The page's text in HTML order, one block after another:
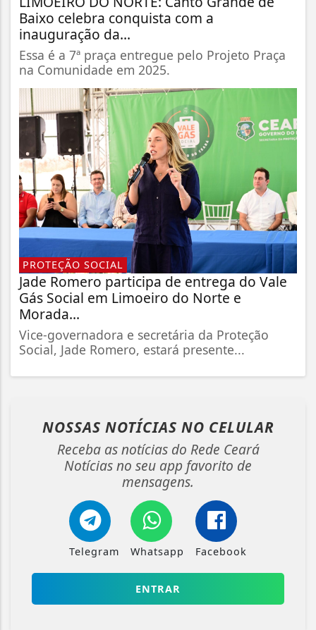
Baixo celebra conquista com a
inauguração da...
Essa é a 7ª praça entregue pelo Projeto Praça
na Comunidade em 2025.
PROTEÇÃO SOCIAL
Jade Romero participa de entrega do Vale
Gás Social em Limoeiro do Norte e
Morada...
Vice-governadora e secretária da Proteção
Social, Jade Romero, estará presente...
NOSSAS NOTÍCIAS NO CELULAR
Receba as notícias do Rede Ceará
Notícias no seu app favorito de
mensagens.
Telegram Whatsapp Facebook
ENTRAR